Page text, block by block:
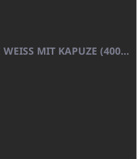
KINDERBADEMANTEL BEYAZ, FROTE WEISS MIT KAPUZE (400GR)